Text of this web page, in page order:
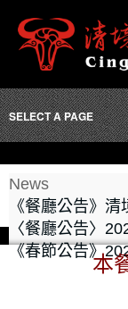
News
《餐廳公告》
〈餐廳公告〉
《春節公告》
本